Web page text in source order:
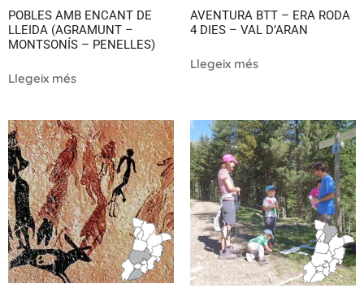
POBLES AMB ENCANT DE
LLEIDA (AGRAMUNT –
MONTSONÍS – PENELLES)
Llegeix més
AVENTURA BTT – ERA RODA
4 DIES – VAL D’ARAN
Llegeix més